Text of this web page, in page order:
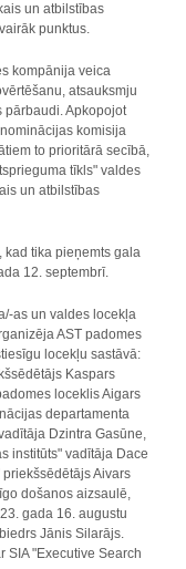
un atbilstības
punktus.
kompānija veica
atsauksmju
pārbaudi. Apkopojot
komisija
to prioritārā secībā,
tīkls" valdes
un atbilstības
kad tika pieņemts gala
12. septembrī.
as un valdes locekļa
AST padomes
locekļu sastāvā:
Kaspars
loceklis Aigars
departamenta
Dzintra Gasūne,
institūts" vadītāja Dace
Aivars
došanos aizsaulē,
gada 16. augustu
Jānis Silarājs.
SIA "Executive Search